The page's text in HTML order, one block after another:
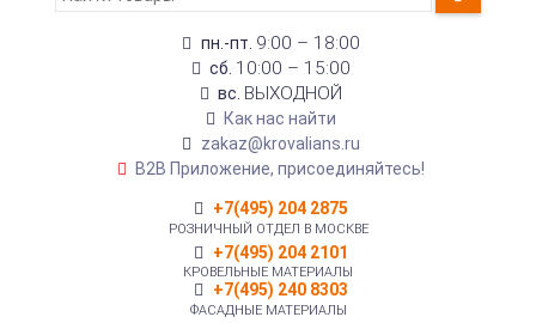
пн.-пт. 9:00 – 18:00
сб. 10:00 – 15:00
вс. ВЫХОДНОЙ
Как нас найти
zakaz@krovalians.ru
B2B Приложение, присоединяйтесь!
+7(495) 204 2875
РОЗНИЧНЫЙ ОТДЕЛ В МОСКВЕ
+7(495) 204 2101
КРОВЕЛЬНЫЕ МАТЕРИАЛЫ
+7(495) 240 8303
ФАСАДНЫЕ МАТЕРИАЛЫ